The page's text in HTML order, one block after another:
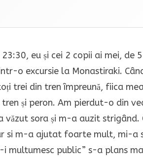
eu și cei 2 copii ai mei, de
o excursie la Monastiraki.
trei din tren împreună, fiica
și peron. Am pierdut-o din
sora și m-a auzit strigând.
si m-a ajutat foarte mult, mi-a
multumesc public” s-a plans